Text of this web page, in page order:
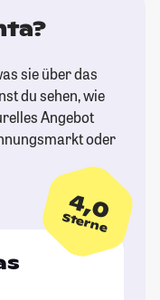
sie über das
du sehen, wie
Angebot
oder
4,0
Sterne